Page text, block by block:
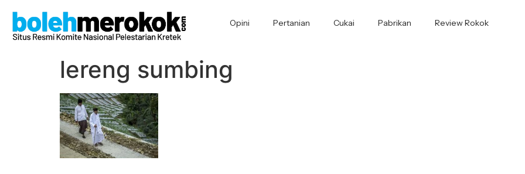
Opini Pertanian Cukai Pabrikan Review Rokok
lereng sumbing